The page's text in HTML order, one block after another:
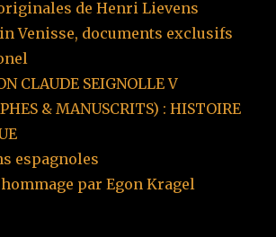
de Henri Lievens
Venisse, documents exclusifs
CLAUDE SEIGNOLLE V
& MANUSCRITS) : HISTOIRE
espagnoles
par Egon Kragel